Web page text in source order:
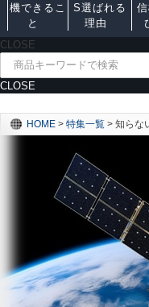
機できるこ
と
S選ばれる
理由
CLOSE
CLOSE
HOME > 特集一覧 > 知らな